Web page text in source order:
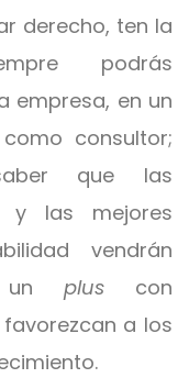
derecho, ten la
podrás
empresa, en un
consultor;
que las
y las mejores
vendrán
un plus con
a los